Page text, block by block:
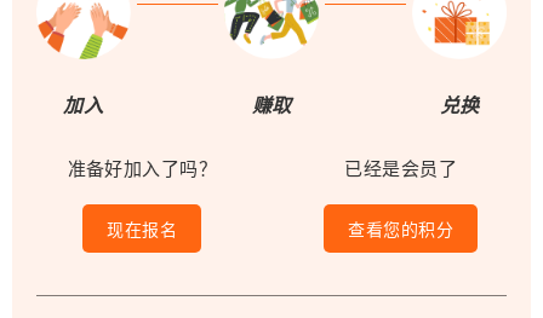
加入 赚取 兑换
准备好加入了吗？
现在报名
已经是会员了
查看您的积分